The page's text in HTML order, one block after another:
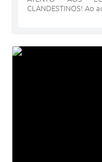
CLANDESTINOS! Ao